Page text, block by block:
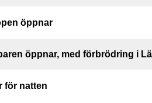
öppnar
öppnar, med förbrödring i
för natten